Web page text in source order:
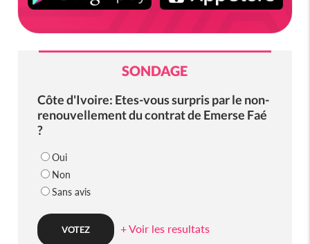
SONDAGE
Côte d'Ivoire: Etes-vous surpris par le non-
renouvellement du contrat de Emerse Faé
?
Oui
Non
Sans avis
+ Voir les resultats